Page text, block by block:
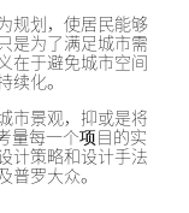
规划，使居民能够
是为了满足城市需
在于避免城市空间
化。
市景观，抑或是将
量每一个项目的实
计策略和设计手法
罗大众。